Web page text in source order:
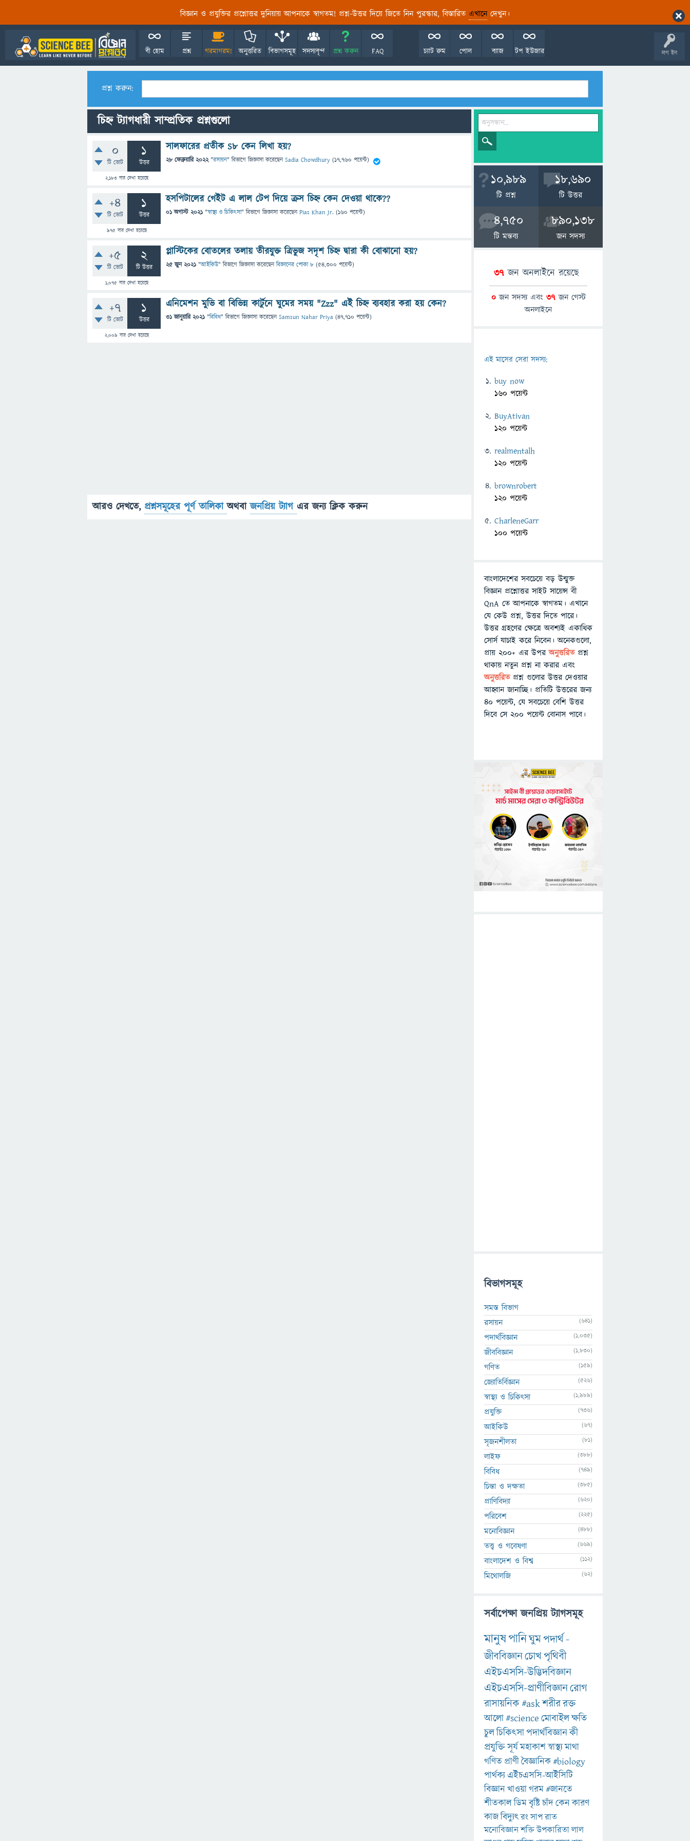
বিজ্ঞান ও প্রযুক্তির প্রশ্নোত্তর দুনিয়ায় আপনাকে স্বাগতম! প্রশ্ন-উত্তর দিয়ে জিতে নিন পুরস্কার, বিস্তারিত এখানেদেখুন।
লগ ইন
বী হোম প্রশ্ন গরমাগরম! অনুত্তরিত বিভাগসমূহ সদস্যবৃন্দ প্রশ্ন করুন FAQ টপ ইউজার
ব্যাজ
পোল
চ্যাট রুম
প্রশ্ন করুন:
চিহ্ন ট্যাগধারী সাম্প্রতিক প্রশ্নগুলো
0
টি ভোট
1
উত্তর
2,183বার দেখা হয়েছে
সালফারের প্রতীক S8 কেন লিখা হয়?
28 ফেব্রুয়ারি 2022 "রসায়ন" বিভাগে জিজ্ঞাসাকরেছেনSadia Chowdhury (17,760 পয়েন্ট)
+4
টি ভোট
1
উত্তর
975বার দেখা হয়েছে
হসপিটালের গেইট এ লাল টেপ দিয়ে ক্রস চিহ্ন কেন দেওয়া থাকে??
01 অগাস্ট 2021 "স্বাস্থ্য ও চিকিৎসা" বিভাগে জিজ্ঞাসাকরেছেনPias Khan Jr. (160 পয়েন্ট)
+5
টি ভোট
2
টি উত্তর
1,075বার দেখা হয়েছে
প্লাস্টিকের বােতলের তলায় তীরযুক্ত ত্রিভুজ সদৃশ চিহ্ন দ্বারা কী বােঝানাে হয়?
25 জুন 2021 "আইকিউ" বিভাগে জিজ্ঞাসাকরেছেনবিজ্ঞানের পোকা ৮ (54,300 পয়েন্ট)
+7
টি ভোট
1
উত্তর
2,009 বার দেখা হয়েছে
এনিমেশন মুভি বা বিভিন্ন কার্টুনে ঘুমের সময় "Zzz" এই চিহ্ন ব্যবহার করা হয় কেন?
31 জানুয়ারি 2021 "বিবিধ" বিভাগে জিজ্ঞাসাকরেছেনSamsun Nahar Priya (47,710 পয়েন্ট)
আরও দেখতে, প্রশ্নসমূহের পূর্ণ তালিকাঅথবাজনপ্রিয় ট্যাগ এর জন্য ক্লিক করুন
10,989
টি প্রশ্ন
18,690
টি উত্তর
4,750
টি মন্তব্য
890,138
জন সদস্য
37জন অনলাইনে রয়েছে
0জন সদস্য এবং 37জন গেস্ট
অনলাইনে
এই মাসের সেরা সদস্য:
buy now
160 পয়েন্ট
BuyAtivan
120 পয়েন্ট
realmentalh
120 পয়েন্ট
brownrobert
120 পয়েন্ট
CharleneGarr
100 পয়েন্ট
বাংলাদেশের সবচেয়ে বড় উন্মুক্ত
বিজ্ঞান প্রশ্নোত্তর সাইট সায়েন্স বী
QnA তে আপনাকে স্বাগতম। এখানে
যে কেউ প্রশ্ন, উত্তর দিতে পারে।
উত্তর গ্রহণের ক্ষেত্রে অবশ্যই একাধিক
সোর্স যাচাই করে নিবেন। অনেকগুলো,
প্রায় ২০০+ এর উপরঅনুত্তরিতপ্রশ্ন
থাকায় নতুন প্রশ্ন না করার এবং
অনুত্তরিত প্রশ্ন গুলোর উত্তর দেওয়ার
আহ্বান জানাচ্ছি। প্রতিটি উত্তরের জন্য
৪০ পয়েন্ট, যে সবচেয়ে বেশি উত্তর
দিবে সে ২০০ পয়েন্ট বোনাস পাবে।
বিভাগসমূহ
সমস্ত বিভাগ
রসায়ন
(641)
পদার্থবিজ্ঞান (1,035)
জীববিজ্ঞান (1,830)
গণিত (159)
জ্যোতির্বিজ্ঞান (526)
স্বাস্থ্য ও চিকিৎসা (1,989)
প্রযুক্তি (736)
আইকিউ (67)
সৃজনশীলতা (81)
লাইফ (388)
বিবিধ (749)
চিন্তা ও দক্ষতা (385)
প্রাণিবিদ্যা (620)
পরিবেশ (225)
মনোবিজ্ঞান (488)
তত্ত্ব ও গবেষণা (669)
বাংলাদেশ ও বিশ্ব (112)
মিথোলজি (62)
সর্বাপেক্ষা জনপ্রিয় ট্যাগসমূহ
মানুষপানিঘুমপদার্থ-
জীববিজ্ঞানচোখপৃথিবী
এইচএসসি-উদ্ভিদবিজ্ঞান
এইচএসসি-প্রাণীবিজ্ঞানরোগ
রাসায়নিক#askশরীররক্ত
আলো#scienceমোবাইলক্ষতি
চুলচিকিৎসাপদার্থবিজ্ঞানকী
প্রযুক্তিসূর্যমহাকাশস্বাস্থ্যমাথা
গণিত প্রাণীবৈজ্ঞানিক#biology
পার্থক্য এইচএসসি-আইসিটি
বিজ্ঞানখাওয়াগরম#জানতে
শীতকালডিমবৃষ্টিচাঁদকেনকারণ
কাজবিদ্যুৎরংসাপরাত
মনোবিজ্ঞানশক্তিউপকারিতালাল